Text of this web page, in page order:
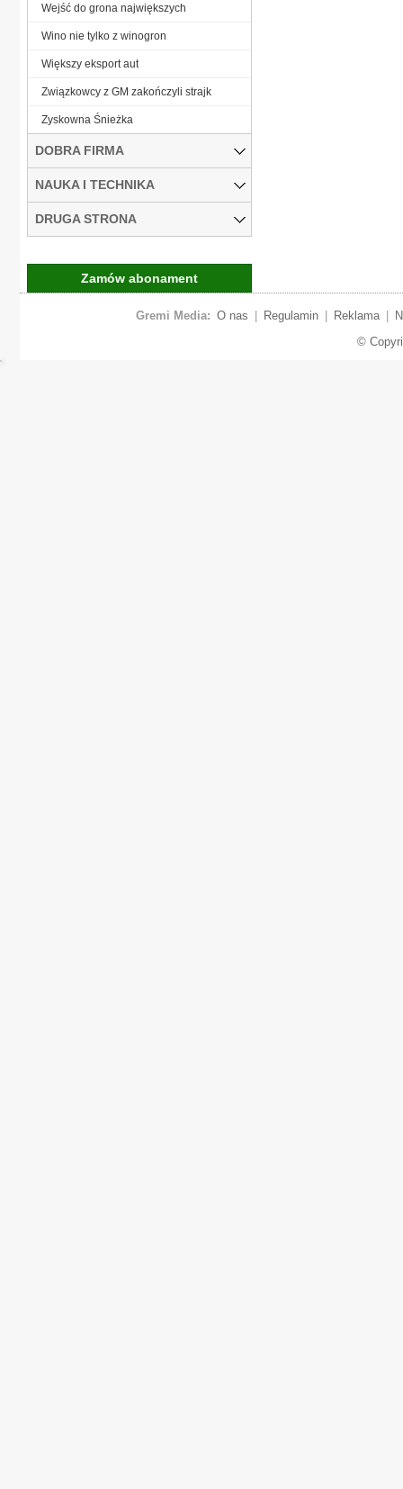
Wejść do grona największych
Wino nie tylko z winogron
Większy eksport aut
Związkowcy z GM zakończyli strajk
Zyskowna Śnieżka
DOBRA FIRMA
NAUKA I TECHNIKA
DRUGA STRONA
Zamów abonament
Gremi Media: O nas Regulamin Reklama
©